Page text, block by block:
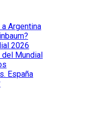
Argentina
2026
del Mundial
España